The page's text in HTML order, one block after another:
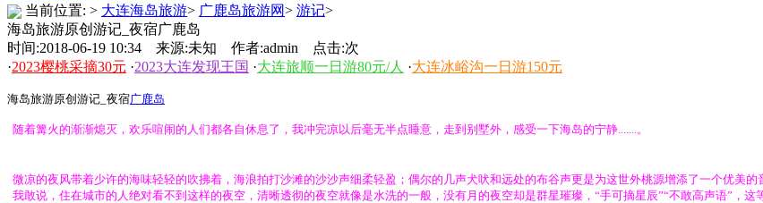
当前位置: > 大连海岛旅游> 广鹿岛旅游网> 游记>
海岛旅游原创游记_夜宿广鹿岛
时间:2018-06-19 10:34 来源:未知 作者:admin 点击:次
·2023樱桃采摘30元 ·2023大连发现王国 ·大连旅顺一日游80元/人 ·大连冰峪沟一日游150元
海岛旅游原创游记_夜宿广鹿岛
随着篝火的渐渐熄灭，欢乐喧闹的人们都各自休息了，我冲完凉以后毫无半点睡意，走到别墅外，感受一下海岛的宁静.......。
微凉的夜风带着少许的海味轻轻的吹拂着，海浪拍打沙滩的沙沙声细柔轻盈；偶尔的几声犬吠和远处的布谷声更是为这世外桃源增添了一个优美
我敢说，住在城市的人绝对看不到这样的夜空，清晰透彻的夜空就像是水洗的一般，没有月的夜空却是群星璀璨，“手可摘星辰”“不敢高声语”